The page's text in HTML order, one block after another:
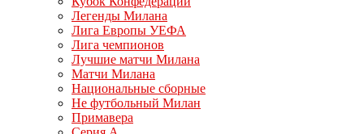
Легенды Милана
Лига Европы УЕФА
Лига чемпионов
Лучшие матчи Милана
Матчи Милана
Национальные сборные
Не футбольный Милан
Примавера